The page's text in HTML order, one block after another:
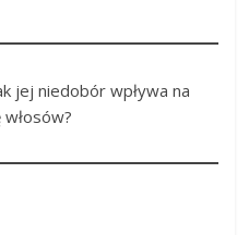
jej niedobór wpływa na